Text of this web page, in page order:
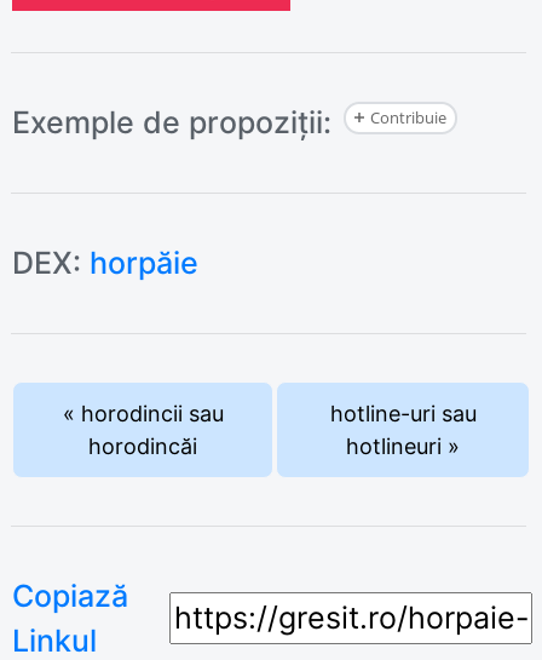
Exemple de propoziții: Contribuie
DEX: horpăie
« horodincii sau
horodincăi
hotline-uri sau
hotlineuri »
Copiază
Linkul